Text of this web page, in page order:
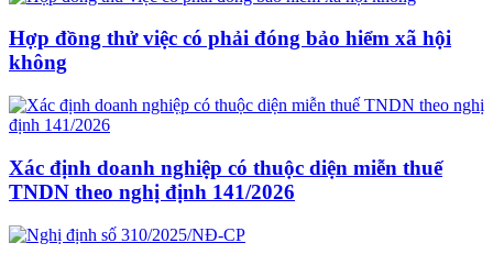
Hợp đồng thử việc có phải đóng bảo hiểm xã hội
không
Xác định doanh nghiệp có thuộc diện miễn thuế
TNDN theo nghị định 141/2026